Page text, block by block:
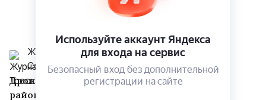
Журнал Треоко.
Сегодня в 3:45
Дроны для доставки в труднодоступных
районах